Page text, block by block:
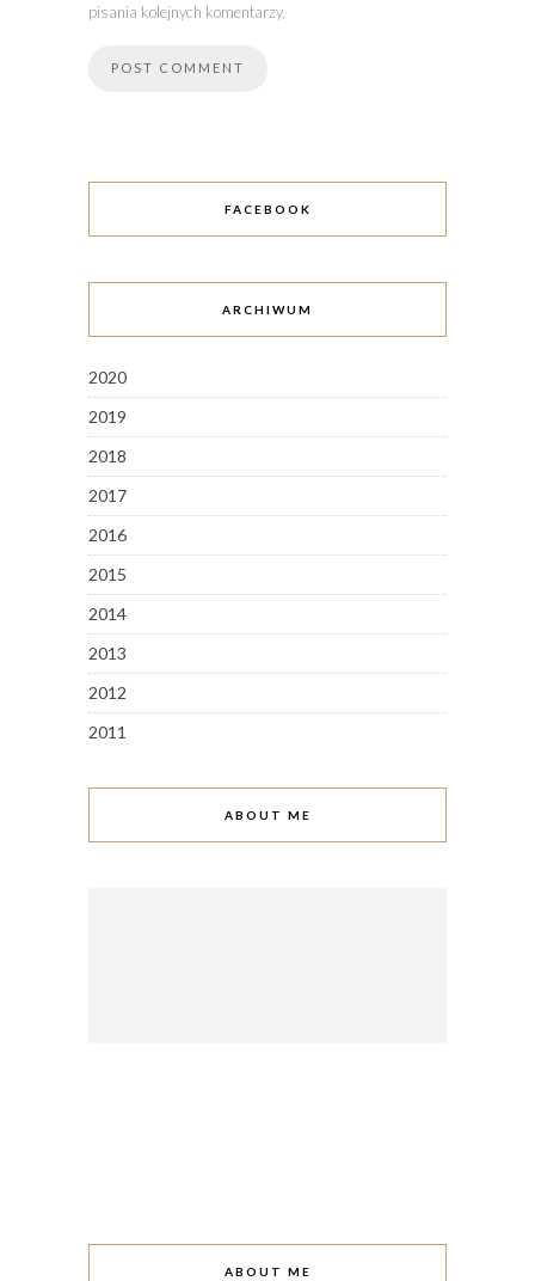
pisania kolejnych komentarzy.
FACEBOOK
ARCHIWUM
2020
2019
2018
2017
2016
2015
2014
2013
2012
2011
ABOUT ME
ABOUT ME